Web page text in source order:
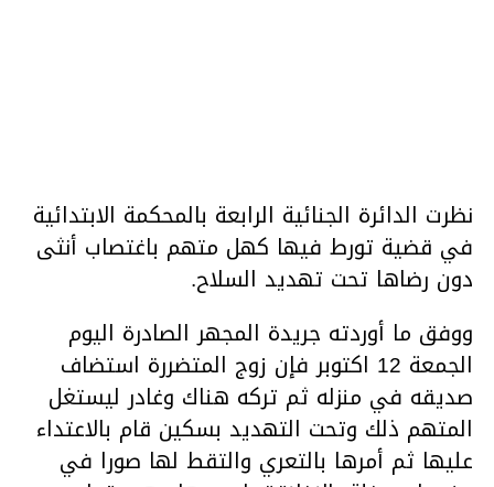
نظرت الدائرة الجنائية الرابعة بالمحكمة الابتدائية
في قضية تورط فيها كهل متهم باغتصاب أنثى
دون رضاها تحت تهديد السلاح.
ووفق ما أوردته جريدة المجهر الصادرة اليوم
الجمعة 12 اكتوبر فإن زوج المتضررة استضاف
صديقه في منزله ثم تركه هناك وغادر ليستغل
المتهم ذلك وتحت التهديد بسكين قام بالاعتداء
عليها ثم أمرها بالتعري والتقط لها صورا في